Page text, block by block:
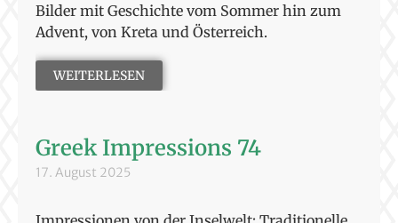
Bilder mit Geschichte vom Sommer hin zum
Advent, von Kreta und Österreich.
WEITERLESEN
Greek Impressions 74
17. August 2025